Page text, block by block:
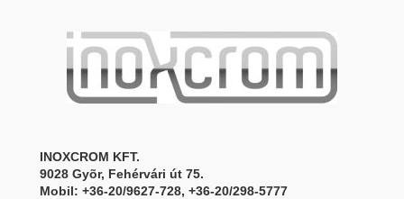
INOXCROM KFT.
9028 Gyõr, Fehérvári út 75.
Mobil: +36-20/9627-728, +36-20/298-5777